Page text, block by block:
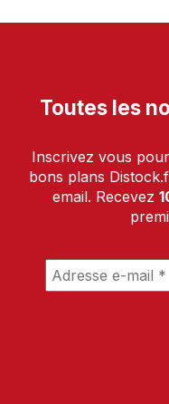
Toutes les
Inscrivez vous
bons plans
email. Recevez